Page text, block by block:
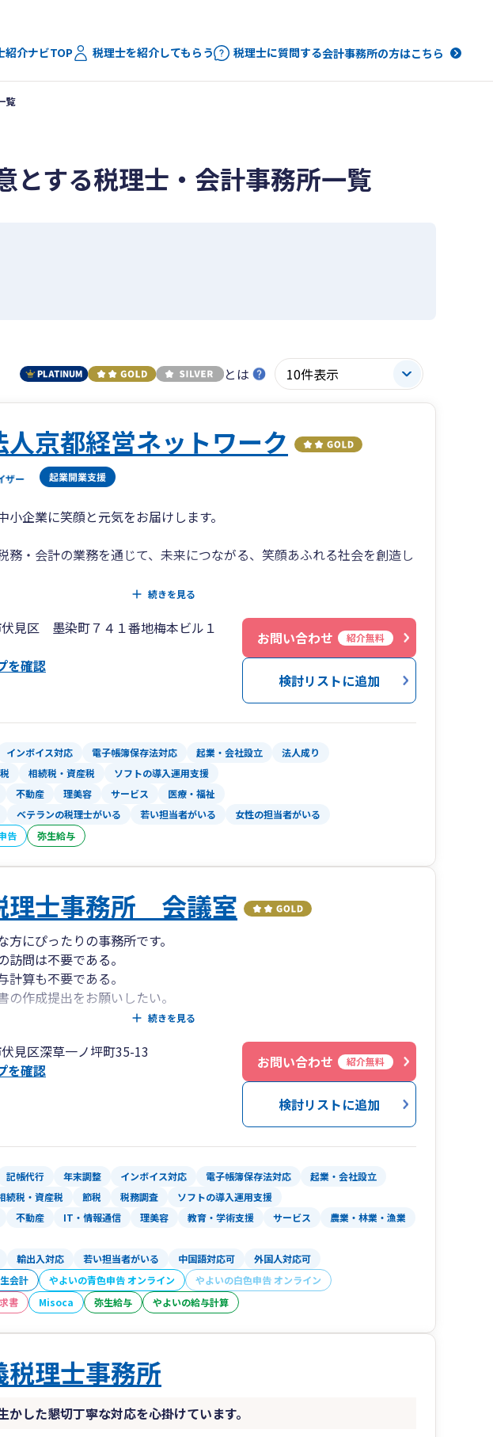
紹介ナビTOP 税理士を紹介してもらう 税理士に質問する会計事務所の方はこちら
覧
とする税理士・会計事務所一覧
とは
人京都経営ネットワーク
小企業に笑顔と元気をお届けします。
務・会計の業務を通じて、未来につながる、笑顔あふれる社会を創造し
タッフ全員が元気に、そして笑顔で働ける職場環境を目指します。
続きを見る
見区 墨染町７４１番地梅本ビル１
を確認
お問い合わせ 紹介無料
検討リストに追加
インボイス対応 電子帳簿保存法対応 起業・会社設立
法人成り
相続税・資産税 ソフトの導入運用支援
不動産 理美容 サービス 医療・福祉
ベテランの税理士がいる 若い担当者がいる 女性の担当者がいる
告 弥生給与
理士事務所 会議室
方にぴったりの事務所です。
訪問は不要である。
計算も不要である。
の作成提出をお願いしたい。
面で話すよりもライン等で気軽に相談したい。
料を一切頂いておりません。年に一回、申告の際に料金を請求していま
、普段の相談はいつでもライン等で受け付けております。
やり取りで申告書作成まですることが可能です。
安な方は、ご連絡のうえ、当社までお越しください。
て頂きます。
っちりと対応させて頂きますのでご安心ください。
方のほか、全国どこからでも対応可能です。
続きを見る
見区深草一ノ坪町35-13
を確認
お問い合わせ 紹介無料
検討リストに追加
記帳代行 年末調整 インボイス対応 電子帳簿保存法対応
起業・会社設立
続税・資産税 節税 税務調査 ソフトの導入運用支援
不動産 IT・情報通信 理美容 教育・学術支援 サービス
農業・林業・漁業
輸出入対応 若い担当者がいる 中国語対応可 外国人対応可
会計 やよいの青色申告 オンライン
やよいの白色申告 オンライン
書 Misoca 弥生給与 やよいの給与計算
税理士事務所
かした懇切丁寧な対応を心掛けています。